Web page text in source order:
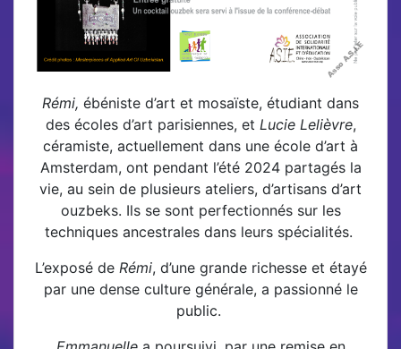
Rémi, ébéniste d’art et mosaïste, étudiant dans
des écoles d’art parisiennes, et Lucie Lelièvre,
céramiste, actuellement dans une école d’art à
Amsterdam, ont pendant l’été 2024 partagés la
vie, au sein de plusieurs ateliers, d’artisans d’art
ouzbeks. Ils se sont perfectionnés sur les
techniques ancestrales dans leurs spécialités.
L’exposé de Rémi, d’une grande richesse et étayé
par une dense culture générale, a passionné le
public.